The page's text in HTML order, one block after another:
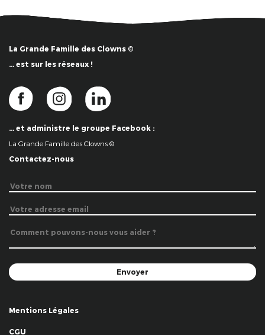
La Grande Famille des Clowns ©
… est sur les réseaux !
… et administre le groupe Facebook :
La Grande Famille des Clowns ©
Contactez-nous
Mentions Légales
CGU